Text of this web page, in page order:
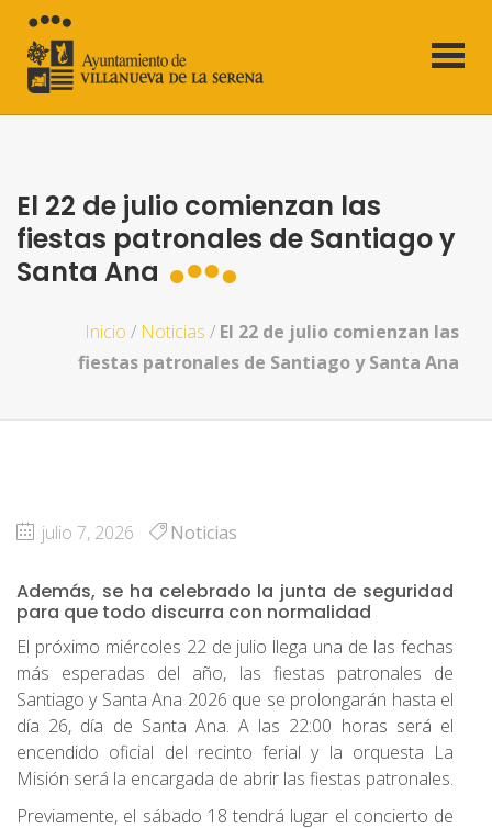
El 22 de julio comienzan las
fiestas patronales de Santiago y
Santa Ana
Inicio / Noticias / El 22 de julio comienzan las
fiestas patronales de Santiago y Santa Ana
julio 7, 2026 Noticias
Además, se ha celebrado la junta de seguridad
para que todo discurra con normalidad
El próximo miércoles 22 de julio llega una de las fechas
más esperadas del año, las fiestas patronales de
Santiago y Santa Ana 2026 que se prolongarán hasta el
día 26, día de Santa Ana. A las 22:00 horas será el
encendido oficial del recinto ferial y la orquesta La
Misión será la encargada de abrir las fiestas patronales.
Previamente, el sábado 18 tendrá lugar el concierto de